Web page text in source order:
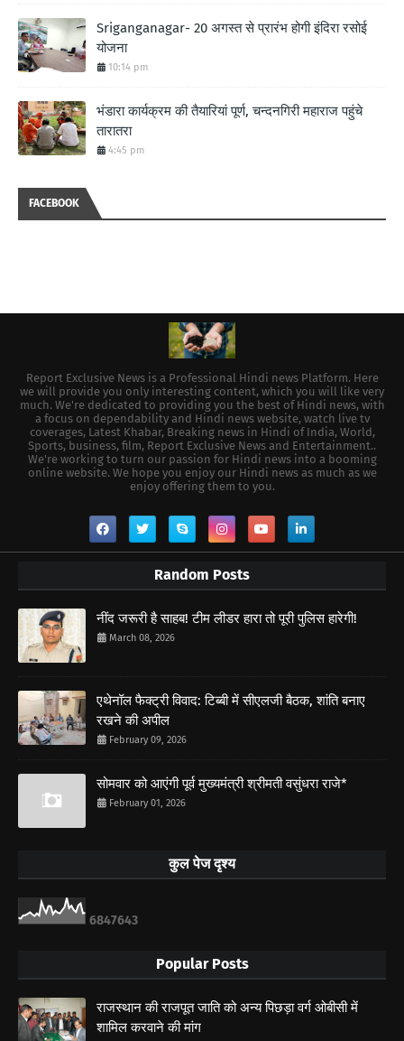
Sriganganagar- 20 अगस्त से प्रारंभ होगी इंदिरा रसोई
योजना
10:14 pm
भंडारा कार्यक्रम की तैयारियां पूर्ण, चन्दनगिरी महाराज पहुंचे
तारातरा
4:45 pm
FACEBOOK
Report Exclusive News is a Professional Hindi news Platform. Here
we will provide you only interesting content, which you will like very
much. We're dedicated to providing you the best of Hindi news, with
a focus on dependability and Hindi news website, watch live tv
coverages, Latest Khabar, Breaking news in Hindi of India, World,
Sports, business, film, Report Exclusive News and Entertainment..
We're working to turn our passion for Hindi news into a booming
online website. We hope you enjoy our Hindi news as much as we
enjoy offering them to you.
Random Posts
नींद जरूरी है साहब! टीम लीडर हारा तो पूरी पुलिस हारेगी!
March 08, 2026
एथेनॉल फैक्ट्री विवाद: टिब्बी में सीएलजी बैठक, शांति बनाए
रखने की अपील
February 09, 2026
सोमवार को आएंगी पूर्व मुख्यमंत्री श्रीमती वसुंधरा राजे*
February 01, 2026
कुल पेज दृश्य
6847643
Popular Posts
राजस्थान की राजपूत जाति को अन्य पिछड़ा वर्ग ओबीसी में
शामिल करवाने की मांग